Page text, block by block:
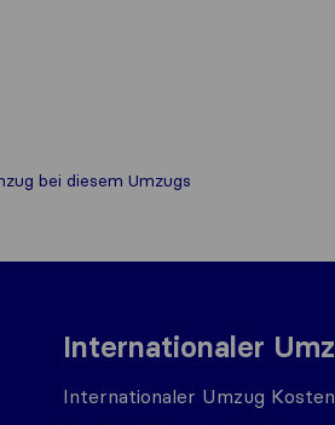
bei diesem Umzugs​
Internationaler
Internationaler Umzug Kosten